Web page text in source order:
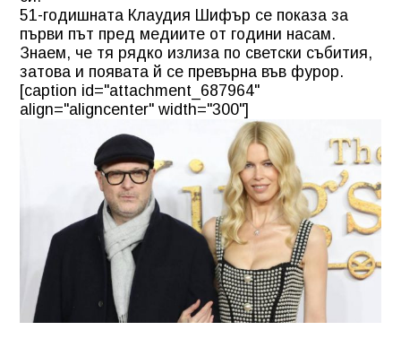
51-годишната Клаудия Шифър се показа за
първи път пред медиите от години насам.
Знаем, че тя рядко излиза по светски събития,
затова и появата й се превърна във фурор.
[caption id="attachment_687964"
align="aligncenter" width="300"]